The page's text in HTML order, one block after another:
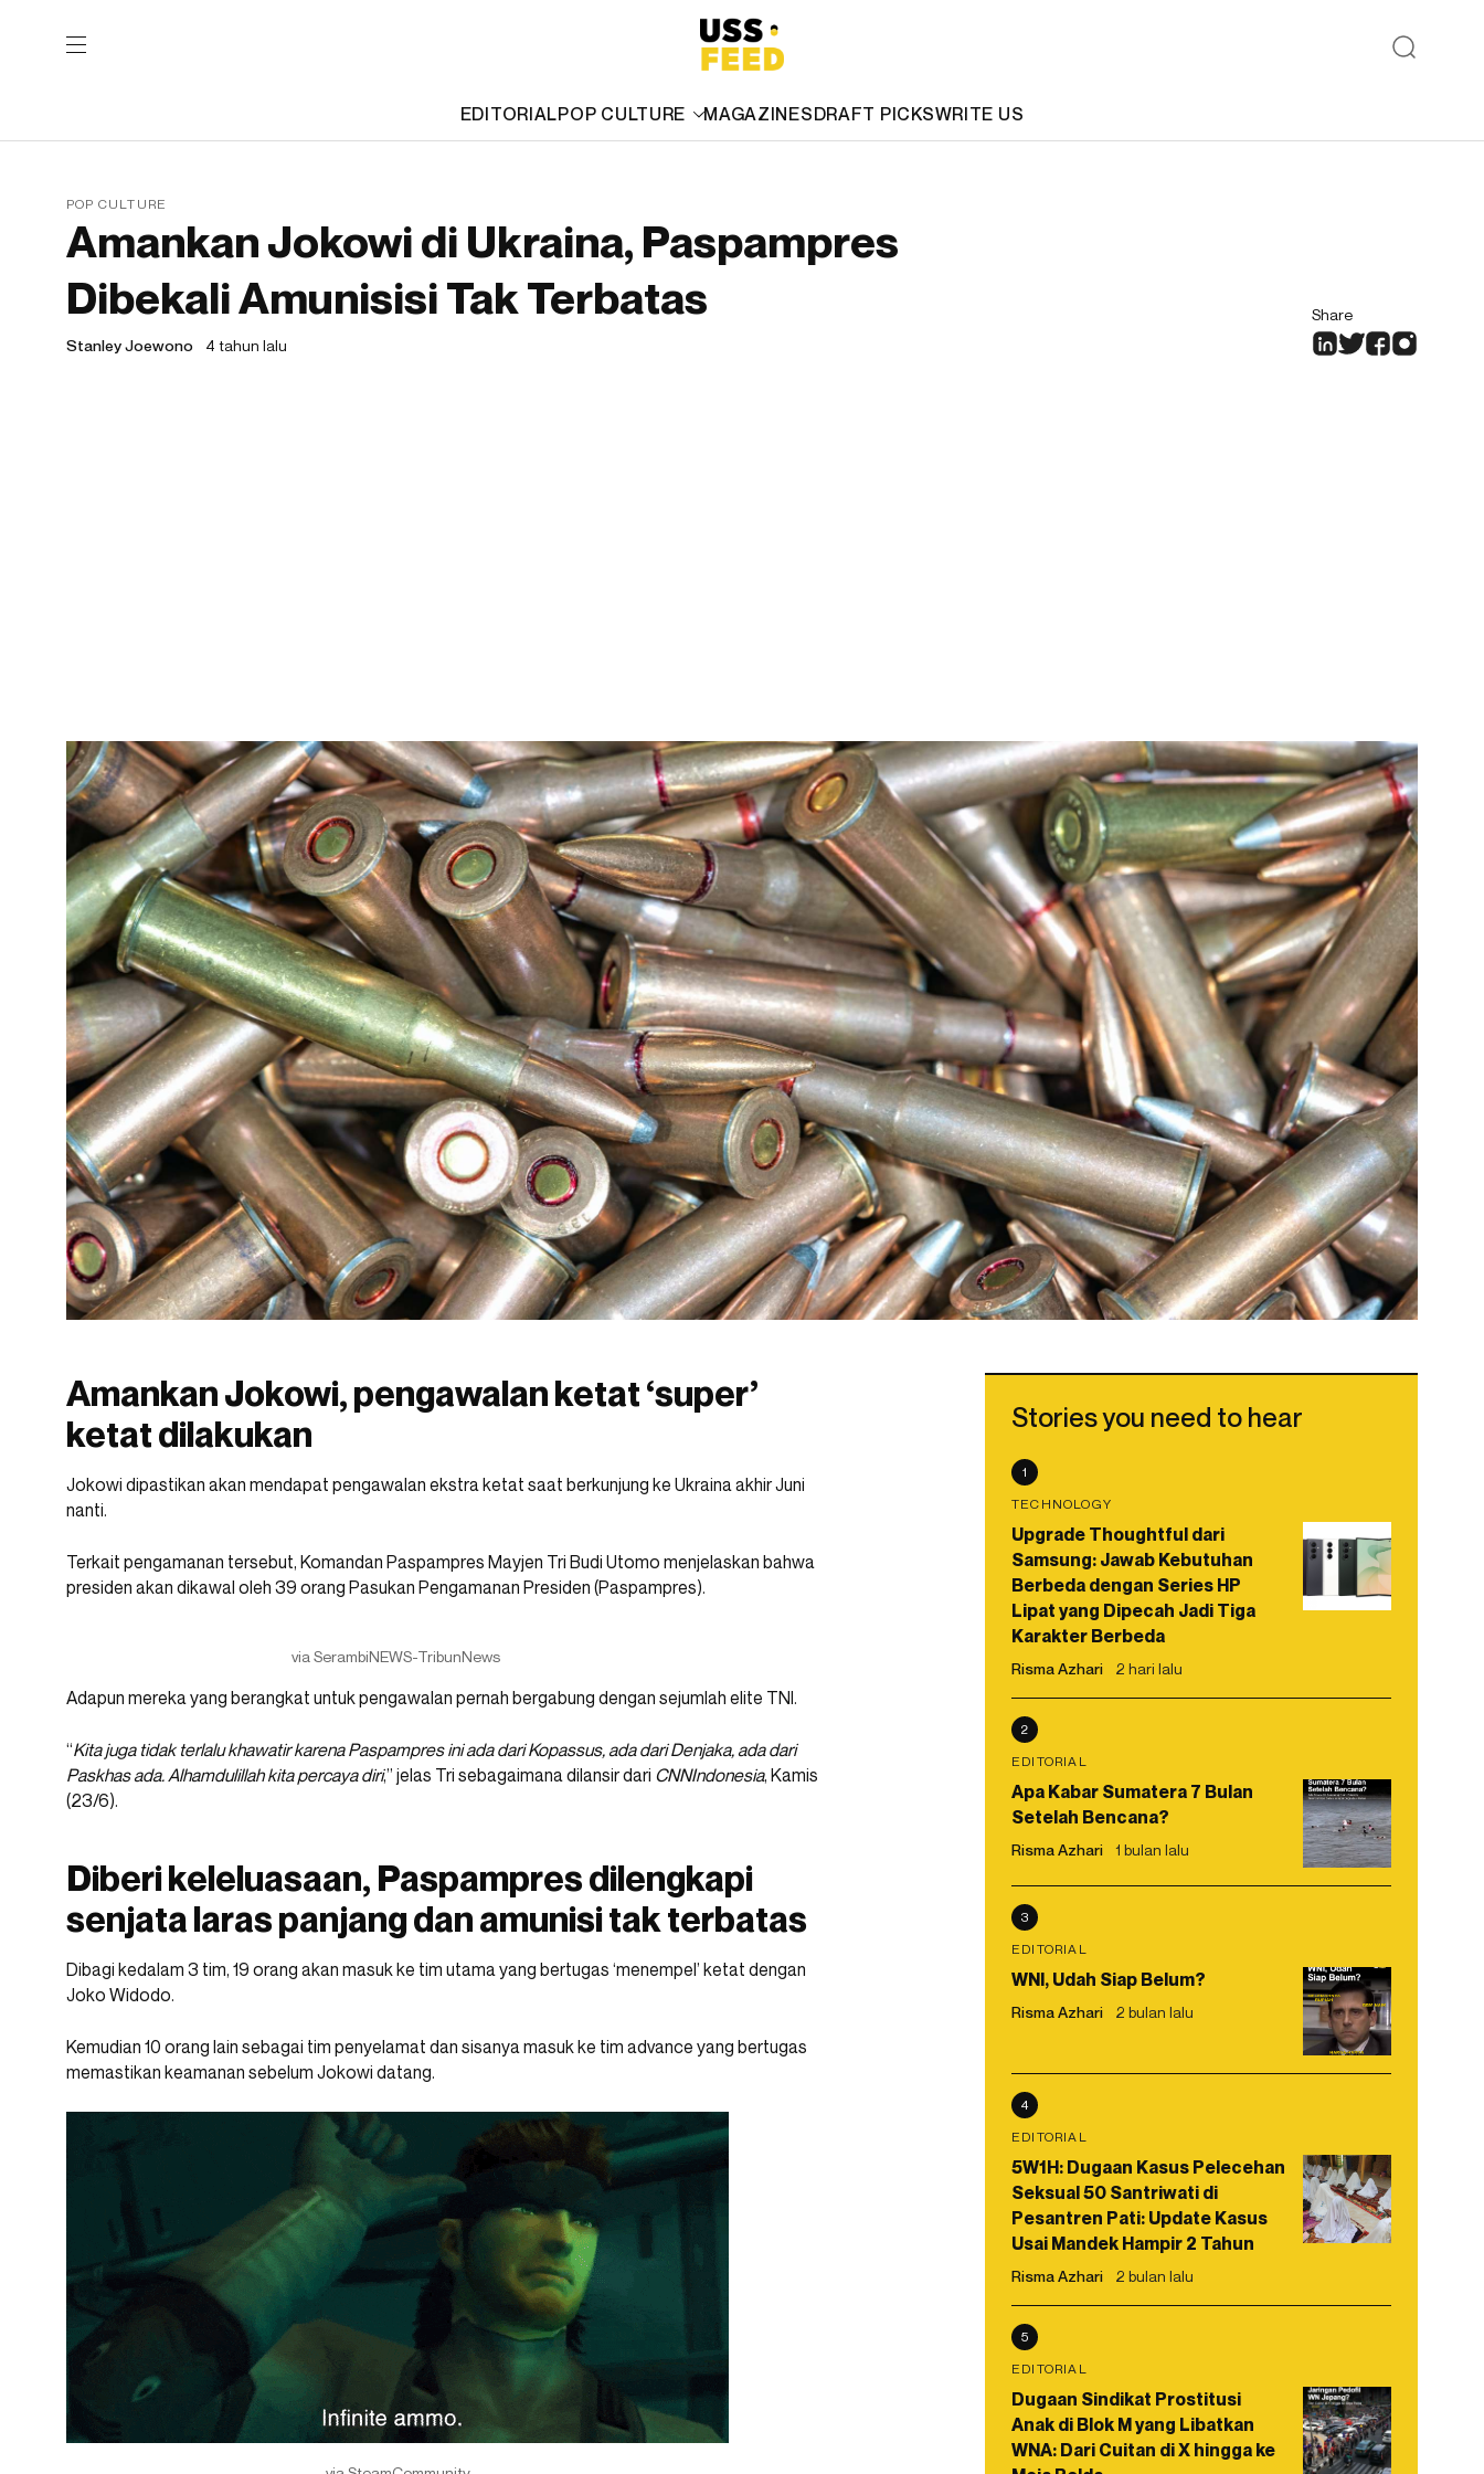
EDITORIALPOP CULTURE MAGAZINESDRAFT PICKSWRITE US
POP CULTURE
Amankan Jokowi di Ukraina, Paspampres
Dibekali Amunisisi Tak Terbatas
Stanley Joewono 4 tahun lalu
Share
Amankan Jokowi, pengawalan ketat ‘super’
ketat dilakukan
Jokowi dipastikan akan mendapat pengawalan ekstra ketat saat berkunjung ke Ukraina akhir Juni
nanti.
Terkait pengamanan tersebut, Komandan Paspampres Mayjen Tri Budi Utomo menjelaskan bahwa
presiden akan dikawal oleh 39 orang Pasukan Pengamanan Presiden (Paspampres).
via SerambiNEWS-TribunNews
Adapun mereka yang berangkat untuk pengawalan pernah bergabung dengan sejumlah elite TNI.
“Kita juga tidak terlalu khawatir karena Paspampres ini ada dari Kopassus, ada dari Denjaka, ada dari
Paskhas ada. Alhamdulillah kita percaya diri,” jelas Tri sebagaimana dilansir dari CNNIndonesia, Kamis
(23/6).
Diberi keleluasaan, Paspampres dilengkapi
senjata laras panjang dan amunisi tak terbatas
Dibagi kedalam 3 tim, 19 orang akan masuk ke tim utama yang bertugas ‘menempel’ ketat dengan
Joko Widodo.
Kemudian 10 orang lain sebagai tim penyelamat dan sisanya masuk ke tim advance yang bertugas
memastikan keamanan sebelum Jokowi datang.
Stories you need to hear
1
TECHNOLOGY
Upgrade Thoughtful dari
Samsung: Jawab Kebutuhan
Berbeda dengan Series HP
Lipat yang Dipecah Jadi Tiga
Karakter Berbeda
Risma Azhari 2 hari lalu
2
EDITORIAL
Apa Kabar Sumatera 7 Bulan
Setelah Bencana?
Risma Azhari 1 bulan lalu
3
EDITORIAL
WNI, Udah Siap Belum?
Risma Azhari 2 bulan lalu
4
EDITORIAL
5W1H: Dugaan Kasus Pelecehan
Seksual 50 Santriwati di
Pesantren Pati: Update Kasus
Usai Mandek Hampir 2 Tahun
Risma Azhari 2 bulan lalu
5
EDITORIAL
Dugaan Sindikat Prostitusi
Anak di Blok M yang Libatkan
WNA: Dari Cuitan di X hingga ke